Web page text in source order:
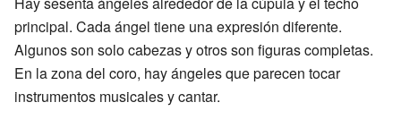
principal. Cada ángel tiene una expresión diferente.
Algunos son solo cabezas y otros son figuras completas.
En la zona del coro, hay ángeles que parecen tocar
instrumentos musicales y cantar.